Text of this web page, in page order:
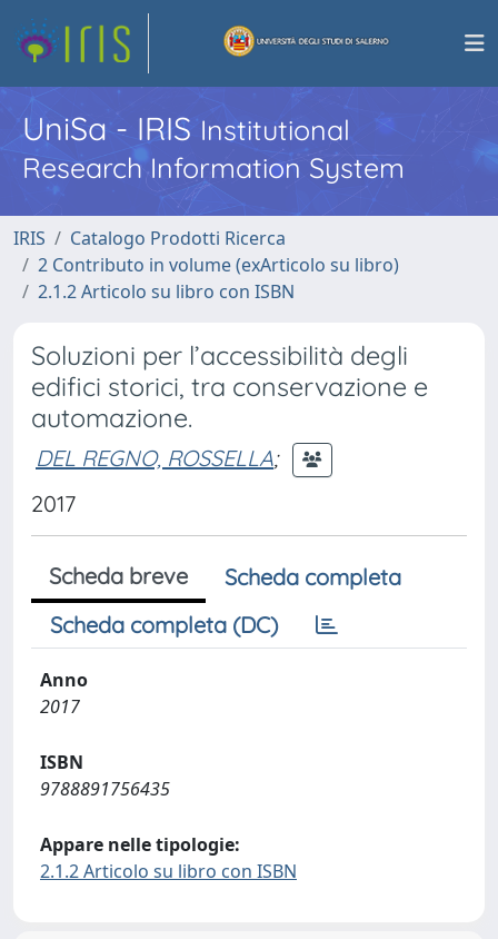
UniSa - IRISInstitutional
Research Information System
IRIS
Catalogo Prodotti Ricerca
2 Contributo in volume (exArticolo su libro)
2.1.2 Articolo su libro con ISBN
Soluzioni per l’accessibilità degli
edifici storici, tra conservazione e
automazione.
DEL REGNO, ROSSELLA;
2017
Scheda breve
Scheda completa
Scheda completa (DC)
Anno
2017
ISBN
9788891756435
Appare nelle tipologie:
2.1.2 Articolo su libro con ISBN